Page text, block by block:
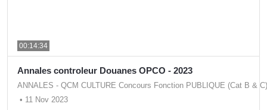
00:14:34
Annales controleur Douanes OPCO - 2023
ANNALES - QCM CULTURE Concours Fonction PUBLIQUE (Cat B & C)
• 11 Nov 2023